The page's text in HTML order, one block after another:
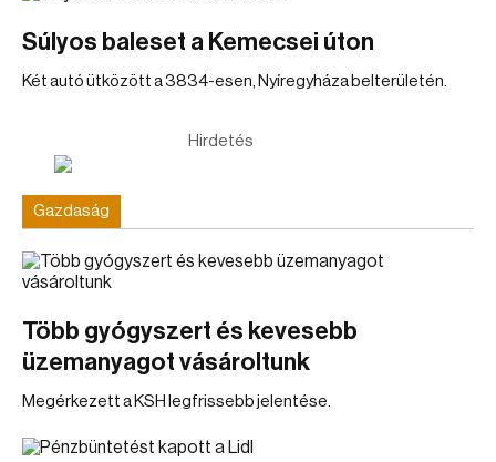
Súlyos baleset a Kemecsei úton
Két autó ütközött a 3834-esen, Nyíregyháza belterületén.
Hirdetés
Gazdaság
Több gyógyszert és kevesebb
üzemanyagot vásároltunk
Megérkezett a KSH legfrissebb jelentése.